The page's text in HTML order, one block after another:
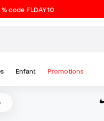
% code FLDAY10
Enfant Promotions